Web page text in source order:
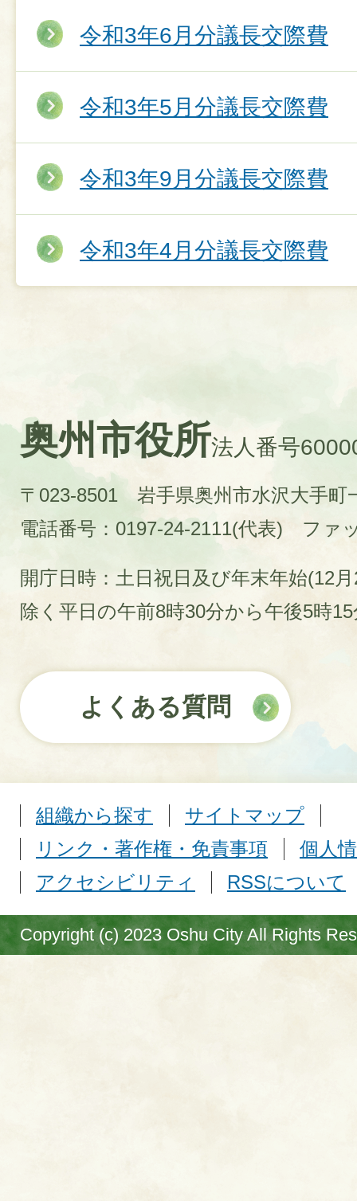
令和3年6月分議長交際費
令和3年5月分議長交際費
令和3年9月分議長交際費
令和3年4月分議長交際費
奥州市役所法人番号
〒023-8501 岩手県奥州市水沢大手町
電話番号：0197-24-2111(代表)
ファ
開庁日時：土日祝日及び年末年始(12
除く平日の午前8時30分から午後5時
よくある質問
組織から探す
サイトマップ
リンク・著作権・免責事項
個人
アクセシビリティ
RSSについて
Copyright (c) 2023 Oshu City All Rights